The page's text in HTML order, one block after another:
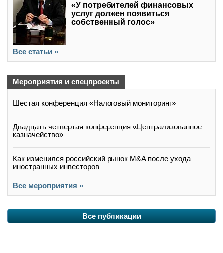
«У потребителей финансовых
услуг должен появиться
собственный голос»
Все статьи »
Мероприятия и спецпроекты
Шестая конференция «Налоговый мониторинг»
Двадцать четвертая конференция «Централизованное
казначейство»
Как изменился российский рынок M&A после ухода
иностранных инвесторов
Все мероприятия »
Все публикации